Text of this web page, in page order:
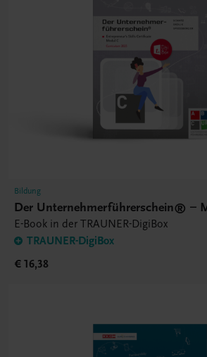
Bildung
Der Unternehmerführerschein® –
E-Book in der TRAUNER-DigiBox
TRAUNER-DigiBox
€ 16,38